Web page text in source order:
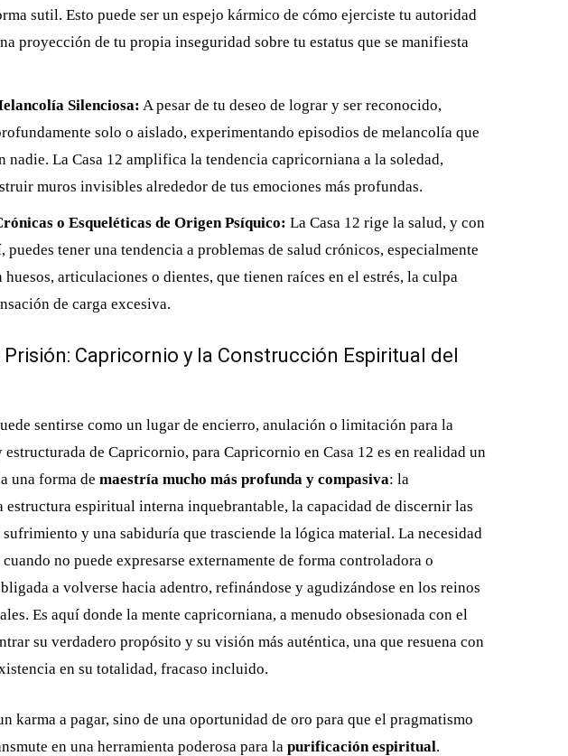
sutil. Esto puede ser un espejo kármico de cómo ejerciste tu autoridad
proyección de tu propia inseguridad sobre tu estatus que se manifiesta
Silenciosa: A pesar de tu deseo de lograr y ser reconocido,
solo o aislado, experimentando episodios de melancolía que
nadie. La Casa 12 amplifica la tendencia capricorniana a la soledad,
muros invisibles alrededor de tus emociones más profundas.
o Esqueléticas de Origen Psíquico: La Casa 12 rige la salud, y con
tener una tendencia a problemas de salud crónicos, especialmente
articulaciones o dientes, que tienen raíces en el estrés, la culpa
de carga excesiva.
Capricornio y la Construcción Espiritual del
sentirse como un lugar de encierro, anulación o limitación para la
de Capricornio, para Capricornio en Casa 12 es en realidad un
una forma de maestría mucho más profunda y compasiva: la
estructura espiritual interna inquebrantable, la capacidad de discernir las
y una sabiduría que trasciende la lógica material. La necesidad
no puede expresarse externamente de forma controladora o
a volverse hacia adentro, refinándose y agudizándose en los reinos
Es aquí donde la mente capricorniana, a menudo obsesionada con el
su verdadero propósito y su visión más auténtica, una que resuena con
en su totalidad, fracaso incluido.
karma a pagar, sino de una oportunidad de oro para que el pragmatismo
en una herramienta poderosa para la purificación espiritual.